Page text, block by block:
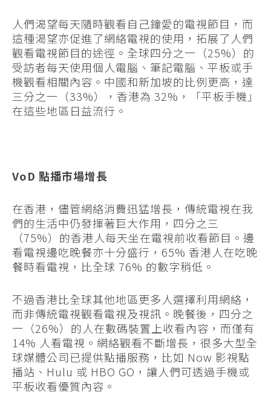
人們渴望每天隨時觀看自己鐘愛的電視節目，而
這種渴望亦促進了網絡電視的使用，拓展了人們
觀看電視節目的途徑。全球四分之一（25%）的
受訪者每天使用個人電腦、筆記電腦、平板或手
機觀看相關內容。中國和新加坡的比例更高，達
三分之一（33%），香港為 32%，「平板手機」
在這些地區日益流行。
VoD 點播市場增長
在香港，儘管網絡消費迅猛增長，傳統電視在我
們的生活中仍發揮著巨大作用，四分之三
（75%）的香港人每天坐在電視前收看節目。邊
看電視邊吃晚餐亦十分盛行，65% 香港人在吃晚
餐時看電視，比全球 76% 的數字稍低。
不過香港比全球其他地區更多人選擇利用網絡，
而非傳統電視觀看電視及視訊。晚餐後，四分之
一（26%）的人在數碼裝置上收看內容，而僅有
14% 人看電視。網絡觀看不斷增長，很多大型全
球媒體公司已提供點播服務，比如 Now 影視點
播站、Hulu 或 HBO GO，讓人們可透過手機或
平板收看優質內容。